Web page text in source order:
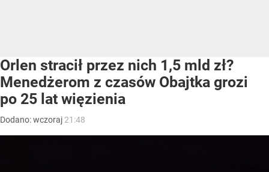
Orlen stracił przez nich 1,5 mld zł?
Menedżerom z czasów Obajtka grozi
po 25 lat więzienia
Dodano:wczoraj 21:48